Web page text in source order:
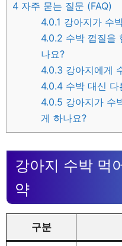
4 자주 묻는 질문 (FAQ)
4.0.1 강아지가 수
4.0.2 수박 껍질을
나요?
4.0.3 강아지에게
4.0.4 수박 대신
4.0.5 강아지가 수
게 하나요?
강아지 수박 먹
약
구분